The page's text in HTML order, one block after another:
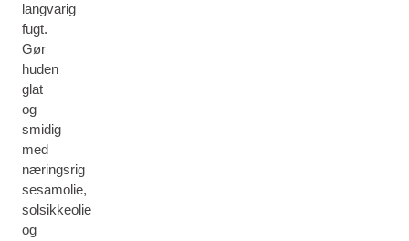
langvarig
fugt.
Gør
huden
glat
og
smidig
med
næringsrig
sesamolie,
solsikkeolie
og